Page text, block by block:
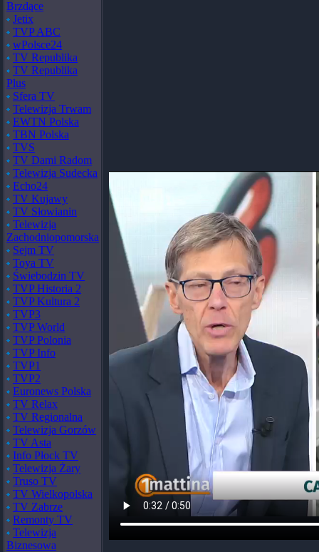
Brzdące
Jetix
TVP ABC
wPolsce24
TV Republika
TV Republika
Plus
Sfera TV
Telewizja Trwam
EWTN Polska
TBN Polska
TVS
TV Dami Radom
Telewizja Sudecka
Echo24
TV Kujawy
TV Słowianin
Telewizja
Zachodniopomorska
Sejm TV
Toya TV
Świebodzin TV
TVP Historia 2
TVP Kultura 2
TVP3
TVP World
TVP Polonia
TVP Info
TVP1
TVP2
Euronews Polska
TV Relax
TV Regionalna
Telewizja Gorzów
TV Asta
Info Płock TV
Telewizja Żary
Truso TV
TV Wielkopolska
TV Zabrze
Remonty TV
Telewizja
Biznesowa